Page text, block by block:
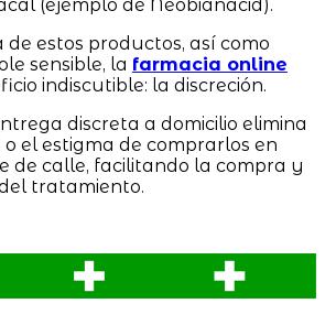
(ejemplo de Neobianacid).
estos productos, así como
sensible, la farmacia online
indiscutible: la discreción.
discreta a domicilio elimina
el estigma de comprarlos en
de calle, facilitando la compra y
tratamiento.